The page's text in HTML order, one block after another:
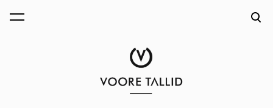
on lisätty ostoskoriin.